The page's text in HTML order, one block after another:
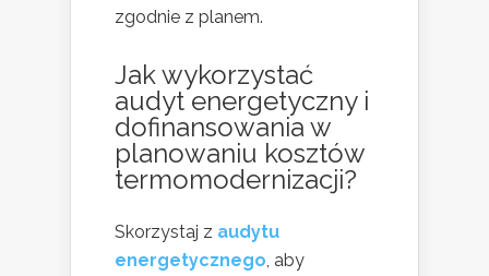
zgodnie z planem.
Jak wykorzystać
audyt energetyczny i
dofinansowania w
planowaniu kosztów
termomodernizacji?
Skorzystaj z audytu
energetycznego , aby